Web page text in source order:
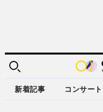
新着記事 コンサー